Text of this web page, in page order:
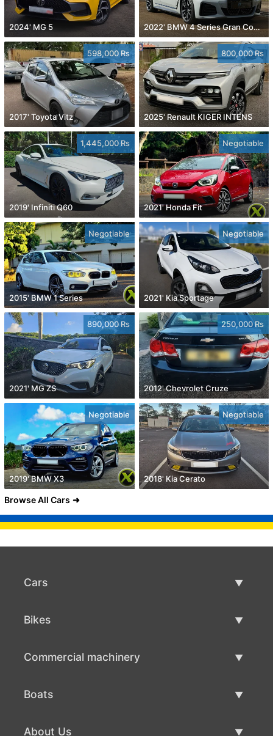
2024' MG 5 2022' BMW 4 Series Gran Coupe
598,000 Rs
2017' Toyota Vitz
800,000 Rs
2025' Renault KIGER INTENS
1,445,000 Rs
2019' Infiniti Q60
Negotiable
2021' Honda Fit
Negotiable
2015' BMW 1 Series
Negotiable
2021' Kia Sportage
890,000 Rs
2021' MG ZS
250,000 Rs
2012' Chevrolet Cruze
Negotiable
2019' BMW X3
Negotiable
2018' Kia Cerato
Browse All Cars
Cars
Bikes
Commercial machinery
Boats
About Us